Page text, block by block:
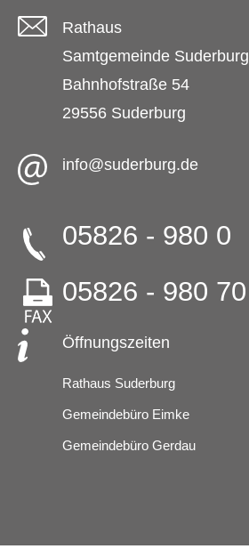
Rathaus
Samtgemeinde Suderburg
Bahnhofstraße 54
29556 Suderburg
info@suderburg.de
05826 - 980 0
05826 - 980 70
Öffnungszeiten
Rathaus Suderburg
Gemeindebüro Eimke
Gemeindebüro Gerdau